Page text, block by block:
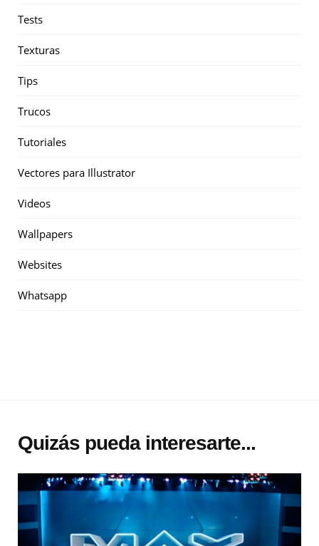
Tests
Texturas
Tips
Trucos
Tutoriales
Vectores para Illustrator
Videos
Wallpapers
Websites
Whatsapp
Quizás pueda interesarte...